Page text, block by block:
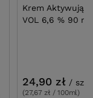
Krem
VOL 6,6 % 90 ml
24,90 zł / szt.
(27,67 zł / 100ml)